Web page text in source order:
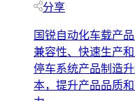
分享
国锐自动化车载产
兼容性、快速生产
停车系统产品制造
本，提升产品品质